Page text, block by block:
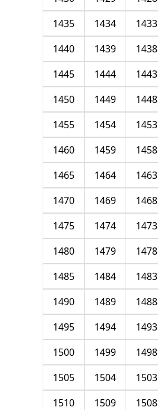
1433
1434
1435
1438
1439
1440
1443
1444
1445
1448
1449
1450
1453
1454
1455
1458
1459
1460
1463
1464
1465
1468
1469
1470
1473
1474
1475
1478
1479
1480
1483
1484
1485
1488
1489
1490
1493
1494
1495
1498
1499
1500
1503
1504
1505
1508
1509
1510